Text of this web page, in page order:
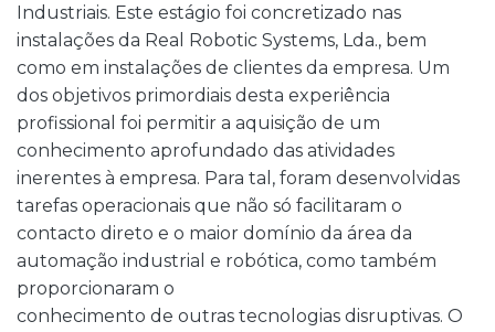
Industriais. Este estágio foi concretizado nas
instalações da Real Robotic Systems, Lda., bem
como em instalações de clientes da empresa. Um
dos objetivos primordiais desta experiência
profissional foi permitir a aquisição de um
conhecimento aprofundado das atividades
inerentes à empresa. Para tal, foram desenvolvidas
tarefas operacionais que não só facilitaram o
contacto direto e o maior domínio da área da
automação industrial e robótica, como também
proporcionaram o
conhecimento de outras tecnologias disruptivas. O